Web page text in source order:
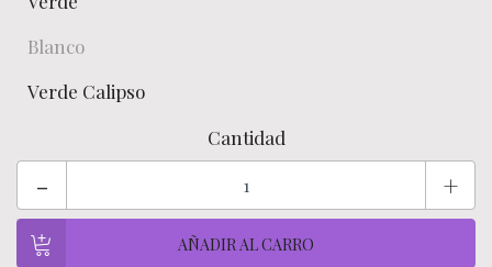
Blanco
Verde Calipso
Cantidad
- +